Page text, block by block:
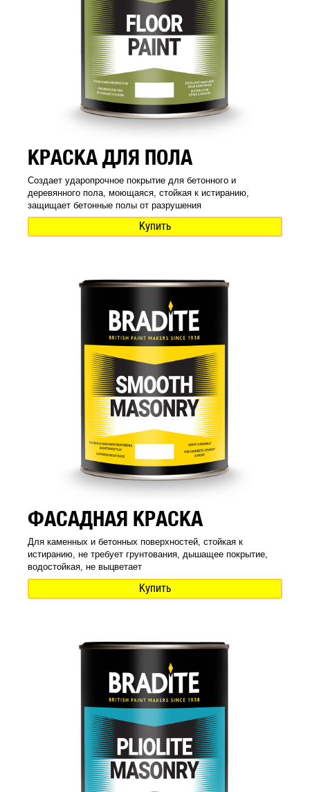
КРАСКА ДЛЯ ПОЛА
Создает ударопрочное покрытие для бетонного и
деревянного пола, моющаяся, стойкая к истиранию,
защищает бетонные полы от разрушения
Купить
ФАСАДНАЯ КРАСКА
Для каменных и бетонных поверхностей, стойкая к
истиранию, не требует грунтования, дышащее покрытие,
водостойкая, не выцветает
Купить